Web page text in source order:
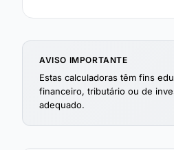
AVISO IMPORTANTE
Estas calculadoras têm fins
financeiro, tributário ou de
adequado.